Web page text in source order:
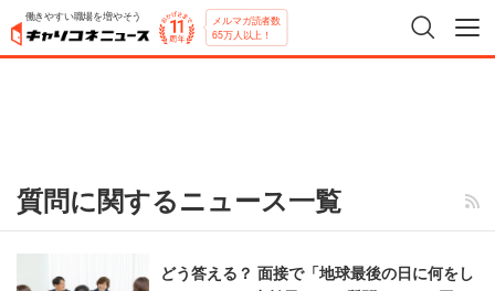
働きやすい職場を増やそう メルマガ読者数
65万人以上！
質問に関するニュース一覧
どう答える？ 面接で「地球最後の日に何をし